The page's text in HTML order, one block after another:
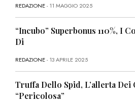
REDAZIONE- 11 MAGGIO 2025
“Incubo” Superbonus 110%, I
Di
REDAZIONE- 13 APRILE 2025
Truffa Dello Spid, L’allerta Dei
“Pericolosa”